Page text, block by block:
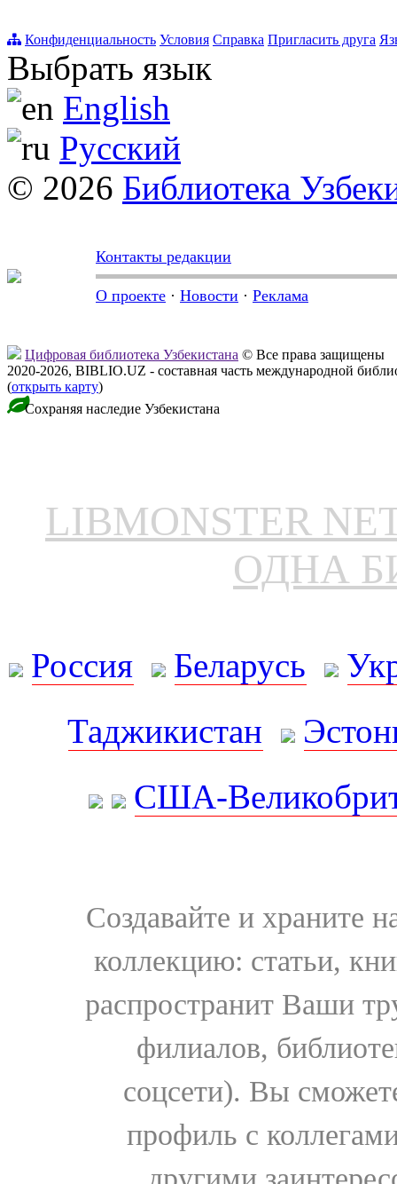
Конфиденциальность Условия Справка Пригласить друга
Выбрать язык
English
Русский
© 2026 Библиотека
Контакты редакции
О проекте · Новости · Реклама
Цифровая библиотека Узбекистана © Все права защищены
2020-2026, BIBLIO.UZ - составная часть международной
(открыть карту)
Сохраняя наследие Узбекистана
LIBMONSTER
ОДНА
Россия Беларусь
Таджикистан
США-
Создавайте и храните
коллекцию: статьи,
распространит Ваши
филиалов,
соцсети). Вы
профиль с